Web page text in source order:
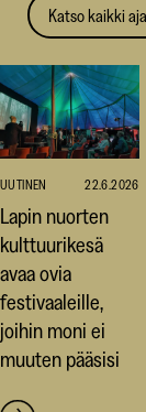
Katso kaikki
UUTINEN 22.6.2026
Lapin nuorten
kulttuurikesä
avaa ovia
festivaaleille,
joihin moni ei
muuten pääsisi